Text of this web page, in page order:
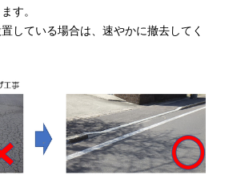
す。
している場合は、速やかに撤去してく